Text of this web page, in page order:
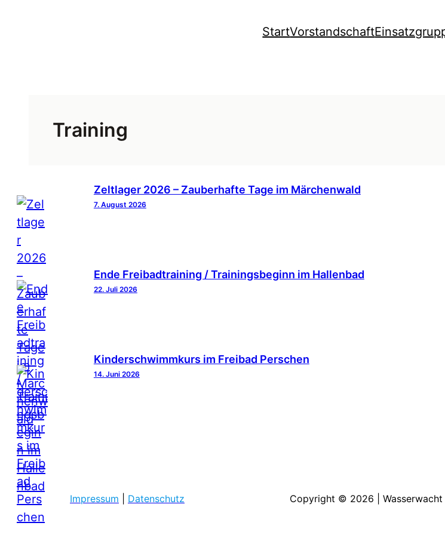
StartVorstandschaft
Training
Zeltlager 2026 – Zauberhafte Tage im Märchenwald
7. August 2026
Ende Freibadtraining / Trainingsbeginn im Hallenbad
22. Juli 2026
Kinderschwimmkurs im Freibad Perschen
14. Juni 2026
Impressum Datenschutz Copyright © 2026 | Wasserwacht